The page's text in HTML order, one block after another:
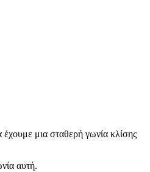
μια σταθερή γωνία κλίσης
αυτή.